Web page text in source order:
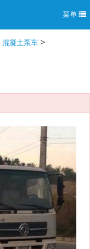
菜单
混凝土泵车>